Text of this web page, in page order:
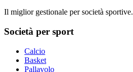
Il miglior gestionale per società sportive.
Società per sport
Calcio
Basket
Pallavolo